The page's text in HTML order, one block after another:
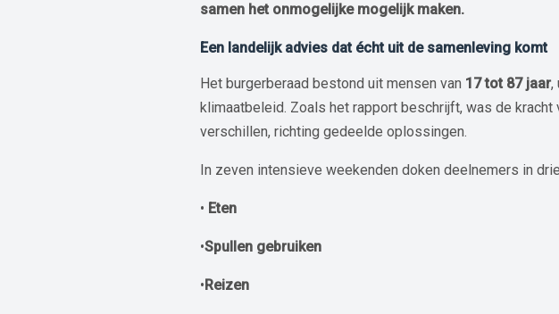
samen het onmogelijke mogelijk maken.
Een landelijk advies dat écht uit de samenleving komt
Het burgerberaad bestond uit mensen van 17 tot 87 jaar,
klimaatbeleid. Zoals het rapport beschrijft, was de
verschillen, richting gedeelde oplossingen.
In zeven intensieve weekenden doken deelnemers in
•⁠ Eten
•Spullen gebruiken
•⁠ Reizen